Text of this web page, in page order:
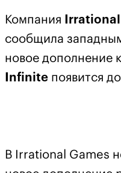
Компания
сообщила
новое дополнение
Infinite появится
В Irrational Games